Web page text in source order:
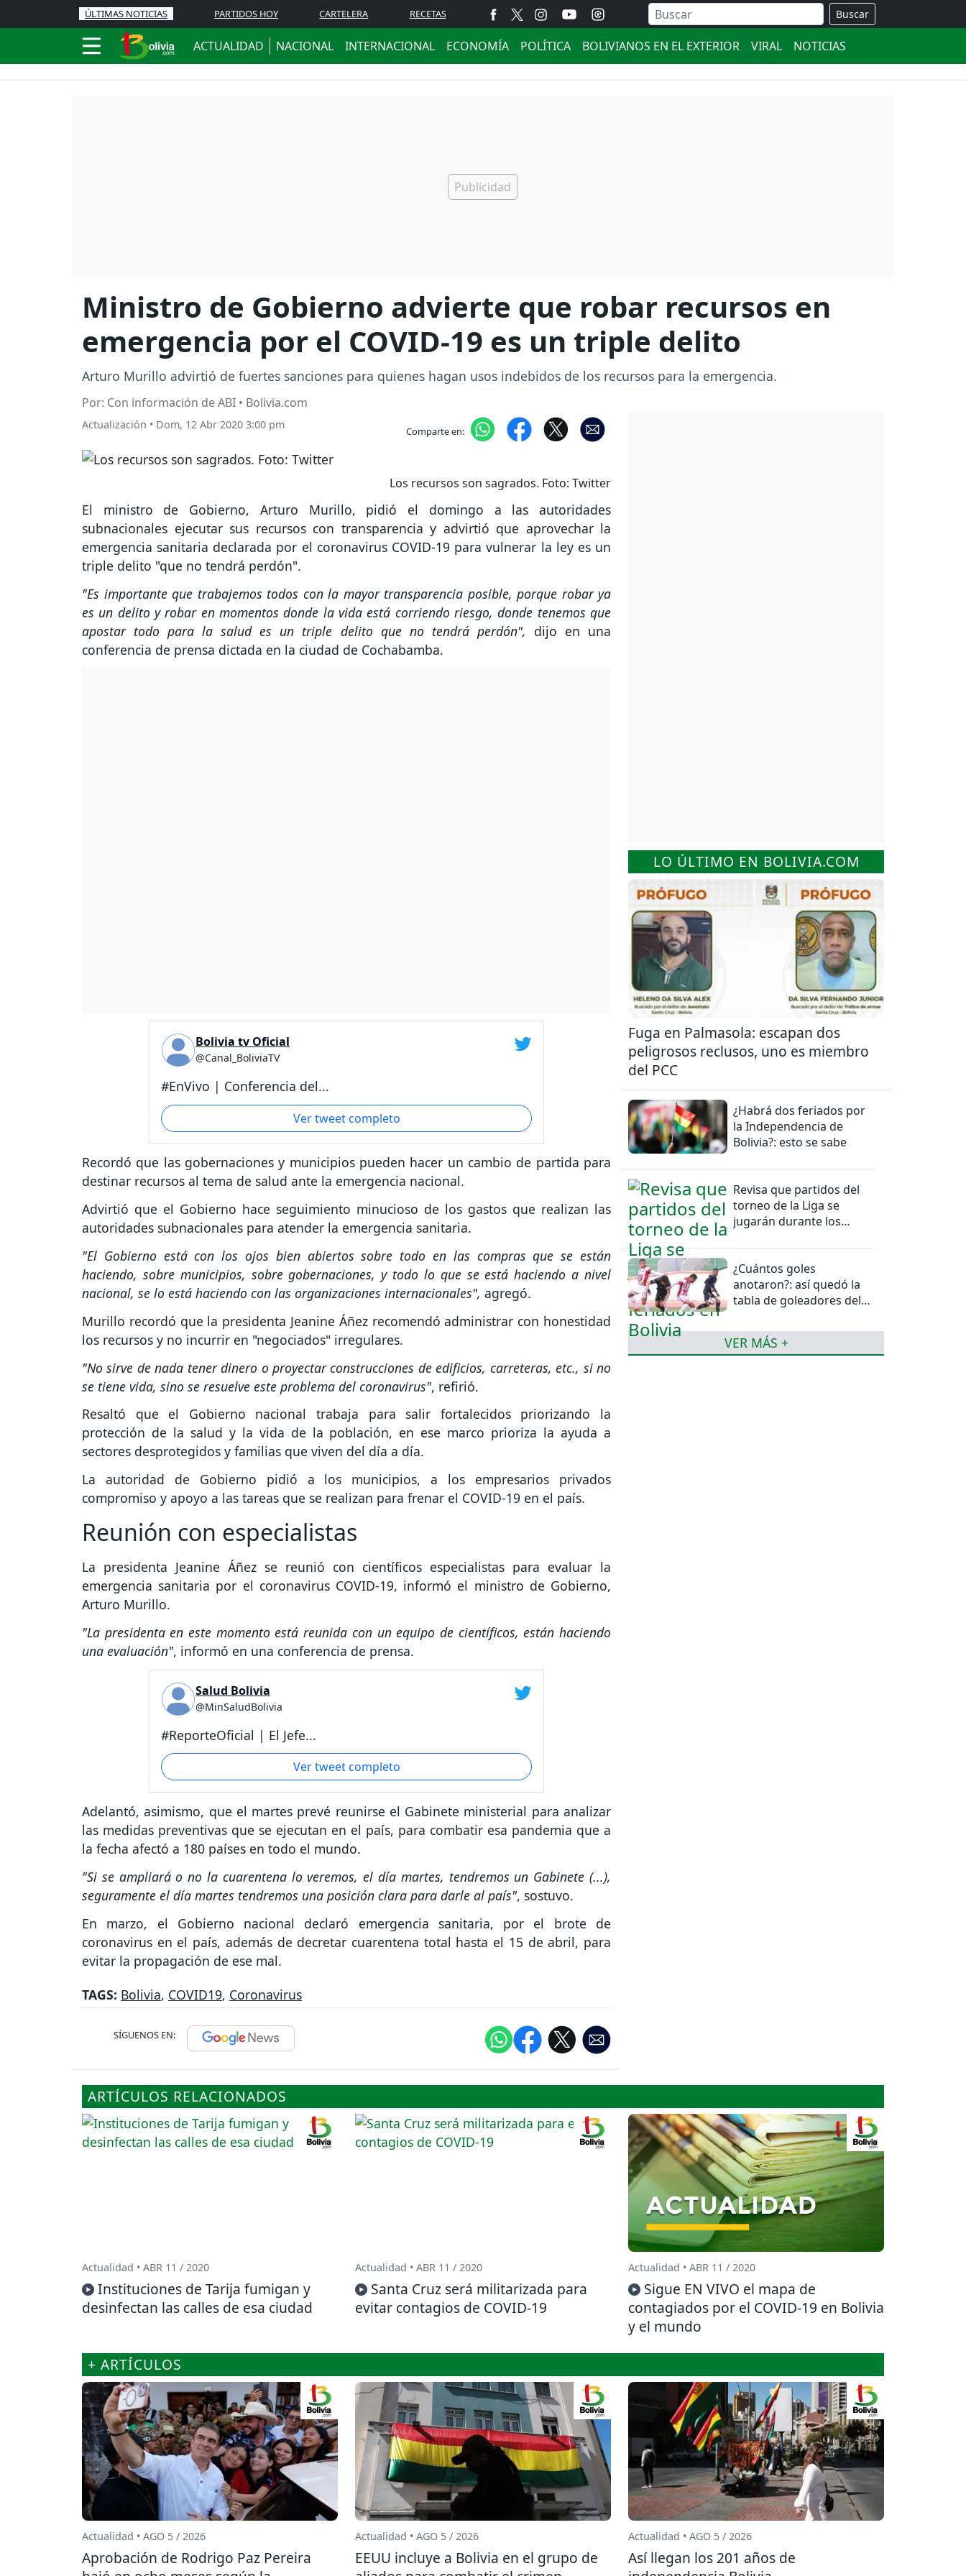
ÚLTIMAS NOTICIAS PARTIDOS HOY CARTELERA RECETAS Buscar
ACTUALIDAD NACIONAL INTERNACIONAL ECONOMÍA POLÍTICA BOLIVIANOS EN EL EXTERIOR VIRAL NOTICIAS
Ministro de Gobierno advierte que robar recursos en
emergencia por el COVID-19 es un triple delito
Arturo Murillo advirtió de fuertes sanciones para quienes hagan usos indebidos de los recursos para la emergencia.
Por: Con información de ABI • Bolivia.com
Actualización • Dom, 12 Abr 2020 3:00 pm Comparte en:
Los recursos son sagrados. Foto: Twitter
El ministro de Gobierno, Arturo Murillo, pidió el domingo a las autoridades
subnacionales ejecutar sus recursos con transparencia y advirtió que aprovechar la
emergencia sanitaria declarada por el coronavirus COVID-19 para vulnerar la ley es un
triple delito "que no tendrá perdón".
"Es importante que trabajemos todos con la mayor transparencia posible, porque robar ya
es un delito y robar en momentos donde la vida está corriendo riesgo, donde tenemos que
apostar todo para la salud es un triple delito que no tendrá perdón", dijo en una
conferencia de prensa dictada en la ciudad de Cochabamba.
Bolivia tv Oficial
@Canal_BoliviaTV
#EnVivo | Conferencia del...
Ver tweet completo
Recordó que las gobernaciones y municipios pueden hacer un cambio de partida para
destinar recursos al tema de salud ante la emergencia nacional.
Advirtió que el Gobierno hace seguimiento minucioso de los gastos que realizan las
autoridades subnacionales para atender la emergencia sanitaria.
"El Gobierno está con los ojos bien abiertos sobre todo en las compras que se están
haciendo, sobre municipios, sobre gobernaciones, y todo lo que se está haciendo a nivel
nacional, se lo está haciendo con las organizaciones internacionales", agregó.
Murillo recordó que la presidenta Jeanine Áñez recomendó administrar con honestidad
los recursos y no incurrir en "negociados" irregulares.
"No sirve de nada tener dinero o proyectar construcciones de edificios, carreteras, etc., si no
se tiene vida, sino se resuelve este problema del coronavirus", refirió.
Resaltó que el Gobierno nacional trabaja para salir fortalecidos priorizando la
protección de la salud y la vida de la población, en ese marco prioriza la ayuda a
sectores desprotegidos y familias que viven del día a día.
La autoridad de Gobierno pidió a los municipios, a los empresarios privados
compromiso y apoyo a las tareas que se realizan para frenar el COVID-19 en el país.
Reunión con especialistas
La presidenta Jeanine Áñez se reunió con científicos especialistas para evaluar la
emergencia sanitaria por el coronavirus COVID-19, informó el ministro de Gobierno,
Arturo Murillo.
"La presidenta en este momento está reunida con un equipo de científicos, están haciendo
una evaluación", informó en una conferencia de prensa.
Salud Bolivia
@MinSaludBolivia
#ReporteOficial | El Jefe...
Ver tweet completo
Adelantó, asimismo, que el martes prevé reunirse el Gabinete ministerial para analizar
las medidas preventivas que se ejecutan en el país, para combatir esa pandemia que a
la fecha afectó a 180 países en todo el mundo.
"Si se ampliará o no la cuarentena lo veremos, el día martes, tendremos un Gabinete (...),
seguramente el día martes tendremos una posición clara para darle al país", sostuvo.
En marzo, el Gobierno nacional declaró emergencia sanitaria, por el brote de
coronavirus en el país, además de decretar cuarentena total hasta el 15 de abril, para
evitar la propagación de ese mal.
TAGS: Bolivia, COVID19, Coronavirus
SÍGUENOS EN:
LO ÚLTIMO EN BOLIVIA.COM
Fuga en Palmasola: escapan dos
peligrosos reclusos, uno es miembro
del PCC
¿Habrá dos feriados por
la Independencia de
Bolivia?: esto se sabe
Revisa que partidos del
torneo de la Liga se
jugarán durante los
¿Cuántos goles
anotaron?: así quedó la
tabla de goleadores del
VER MÁS +
ARTÍCULOS RELACIONADOS
Actualidad • ABR 11 / 2020
Instituciones de Tarija fumigan y
desinfectan las calles de esa ciudad
Actualidad • ABR 11 / 2020
Santa Cruz será militarizada para
evitar contagios de COVID-19
Actualidad • ABR 11 / 2020
Sigue EN VIVO el mapa de
contagiados por el COVID-19 en Bolivia
y el mundo
+ ARTÍCULOS
Actualidad • AGO 5 / 2026
Aprobación de Rodrigo Paz Pereira
Actualidad • AGO 5 / 2026
EEUU incluye a Bolivia en el grupo de
Actualidad • AGO 5 / 2026
Así llegan los 201 años de